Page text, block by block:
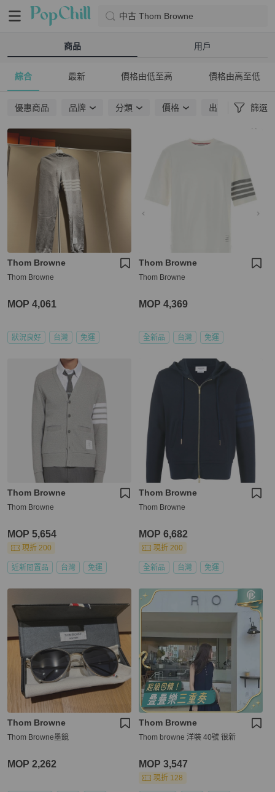
中古 Thom Browne
商品 用戶
綜合 最新 價格由低至高 價格由高至低
優惠商品 品牌 分類 價格 出貨地點 篩選
Thom Browne
Thom Browne
MOP 4,061
狀況良好 台灣 免運
Thom Browne
Thom Browne
MOP 4,369
全新品 台灣 免運
Thom Browne
Thom Browne
MOP 5,654
現折 200
近新閒置品 台灣 免運
Thom Browne
Thom Browne
MOP 6,682
現折 200
全新品 台灣 免運
Thom Browne
Thom Browne墨鏡
MOP 2,262
Thom Browne
Thom browne 洋裝 40號 很新
MOP 3,547
現折 128